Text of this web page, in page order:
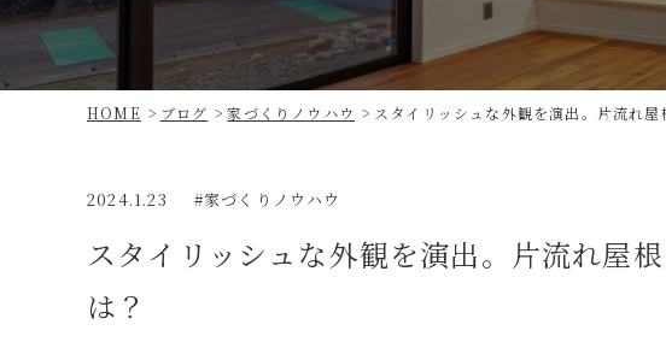
チ・
ー
HOME ブログ 家づくりノウハウ スタイリッシュな外観を演出。片流れ
2024.1.23 家づくりノウハウ
スタイリッシュな外観を演出。片流れ屋
は？